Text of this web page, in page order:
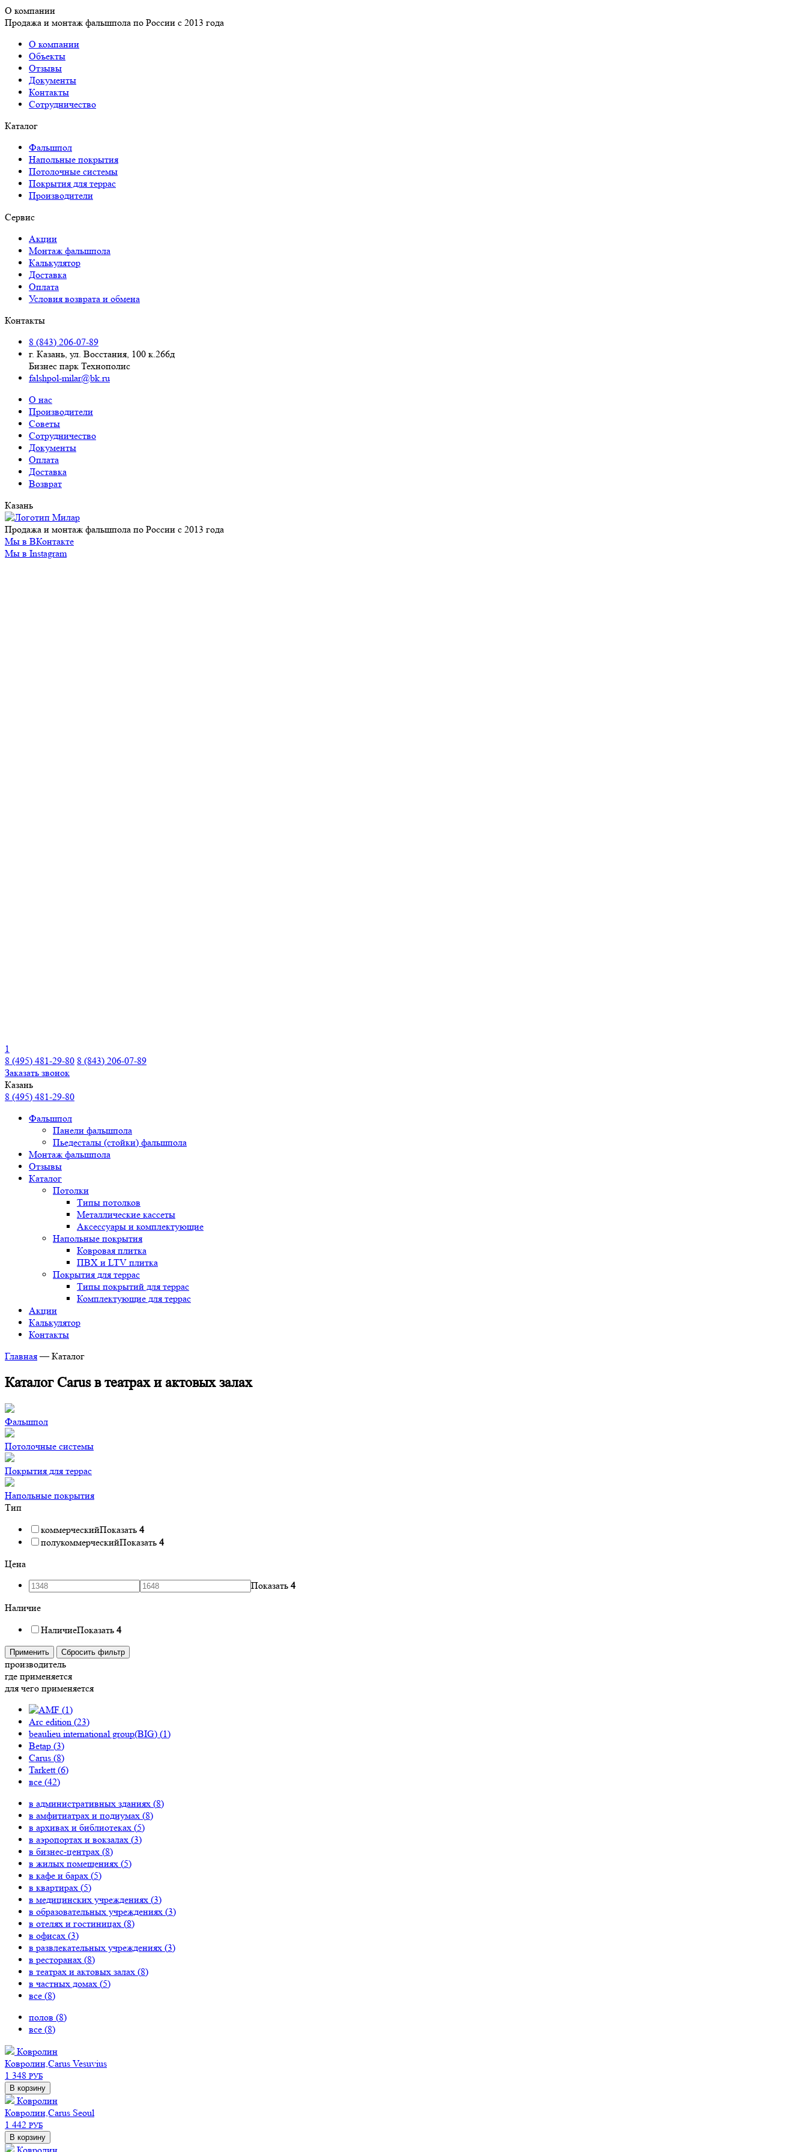
О компании
Продажа и монтаж фальшпола по России с 2013 года
О компании
Объекты
Отзывы
Документы
Контакты
Сотрудничество
Каталог
Фальшпол
Напольные покрытия
Потолочные системы
Покрытия для террас
Производители
Сервис
Акции
Монтаж фальшпола
Калькулятор
Доставка
Оплата
Условия возврата и обмена
Контакты
8 (843) 206-07-89
г. Казань, ул. Восстания, 100 к.266д
Бизнес парк Технополис
falshpol-milar@bk.ru
О нас
Производители
Советы
Сотрудничество
Документы
Оплата
Доставка
Возврат
Казань
Продажа и монтаж фальшпола по России с 2013 года
Мы в ВКонтакте
Мы в Instagram
1
8 (495) 481-29-80 8 (843) 206-07-89
Заказать звонок
Казань
8 (495) 481-29-80
Фальшпол
Панели фальшпола
Пьедесталы (стойки) фальшпола
Монтаж фальшпола
Отзывы
Каталог
Потолки
Типы потолков
Металлические кассеты
Аксессуары и комплектующие
Напольные покрытия
Ковровая плитка
ПВХ и LTV плитка
Покрытия для террас
Типы покрытий для террас
Комплектующие для террас
Акции
Калькулятор
Контакты
Главная — Каталог
Каталог Carus в театрах и актовых залах
Фальшпол
Потолочные системы
Покрытия для террас
Напольные покрытия
Тип
коммерческийПоказать 4
полукоммерческийПоказать 4
Цена
Показать 4
Наличие
НаличиеПоказать 4
Применить Сбросить фильтр
производитель
где применяется
для чего применяется
(1)
Arc edition (23)
beaulieu international group(BIG) (1)
Betap (3)
Carus (8)
Tarkett (6)
все (42)
в административных зданиях (8)
в амфитиатрах и подиумах (8)
в архивах и библиотеках (5)
в аэропортах и вокзалах (3)
в бизнес-центрах (8)
в жилых помещениях (5)
в кафе и барах (5)
в квартирах (5)
в медицинских учреждениях (3)
в образовательных учреждениях (3)
в отелях и гостиницах (8)
в офисах (3)
в развлекательных учреждениях (3)
в ресторанах (8)
в театрах и актовых залах (8)
в частных домах (5)
все (8)
полов (8)
все (8)
Ковролин
Ковролин,Carus Vesuvius
1 348 РУБ
В корзину
Ковролин
Ковролин,Carus Seoul
1 442 РУБ
В корзину